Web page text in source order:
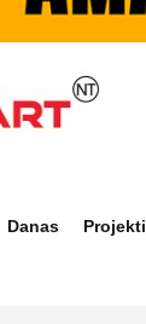
Danas Projekti